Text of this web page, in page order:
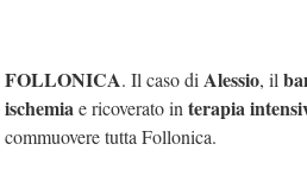
FOLLONICA. Il caso di Alessio, il
ischemiae ricoverato in terapia
commuovere tutta Follonica.